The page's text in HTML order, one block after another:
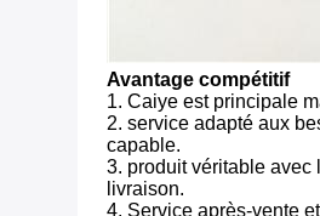
Avantage compétitif
1. Caiye est principale
2. service adapté aux
capable.
3. produit véritable avec
livraison.
4. Service après-vente